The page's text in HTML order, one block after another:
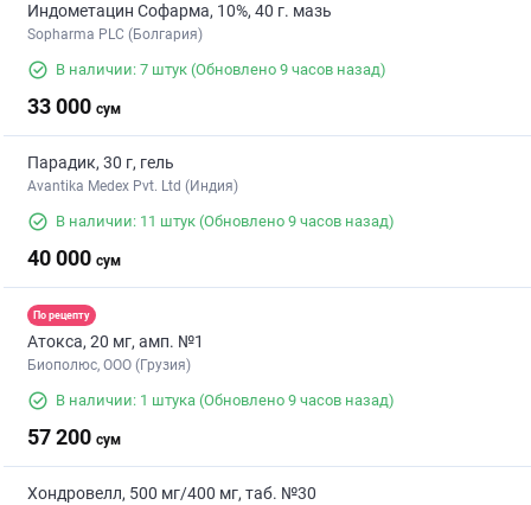
Индометацин Софарма, 10%, 40 г. мазь
Sopharma PLC (Болгария)
В наличии: 7 штук (Обновлено 9 часов назад)
33 000 сум
Парадик, 30 г, гель
Avantika Medex Pvt. Ltd (Индия)
В наличии: 11 штук (Обновлено 9 часов назад)
40 000 сум
По рецепту
Атокса, 20 мг, амп. №1
Биополюс, ООО (Грузия)
В наличии: 1 штука (Обновлено 9 часов назад)
57 200 сум
Хондровелл, 500 мг/400 мг, таб. №30